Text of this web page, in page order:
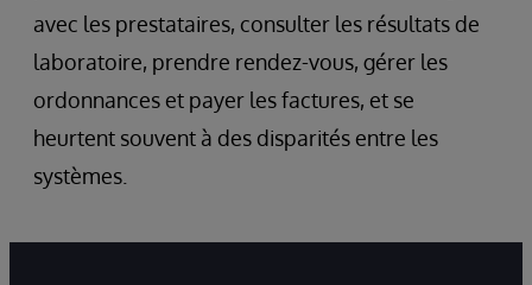
avec les prestataires, consulter les résultats de
laboratoire, prendre rendez-vous, gérer les
ordonnances et payer les factures, et se
heurtent souvent à des disparités entre les
systèmes.